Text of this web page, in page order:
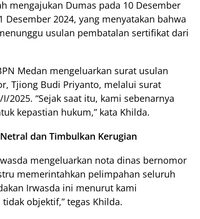
mengajukan Dumas pada 10 Desember
Desember 2024, yang menyatakan bahwa
usulan pembatalan sertifikat dari
Medan mengeluarkan surat usulan
Tjiong Budi Priyanto, melalui surat
2025. “Sejak saat itu, kami sebenarnya
kepastian hukum,” kata Khilda.
dan Timbulkan Kerugian
mengeluarkan nota dinas bernomor
memerintahkan pelimpahan seluruh
Irwasda ini menurut kami
objektif,” tegas Khilda.